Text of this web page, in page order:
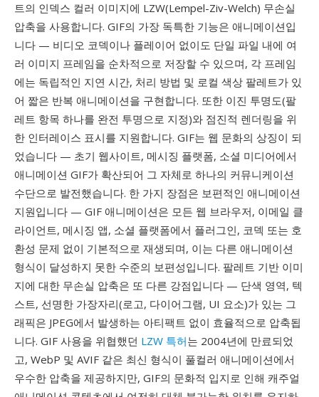
트의 인덱스 컬러 이미지에 LZW(Lempel-Ziv-Welch) 무손실
압축을 사용합니다. GIF의 가장 독특한 기능은 애니메이션입
니다 — 비디오 코덱이나 플레이어 없이도 단일 파일 내에 여
러 이미지 프레임을 순차적으로 저장할 수 있으며, 각 프레임
에는 독립적인 지연 시간, 처리 방법 및 로컬 색상 팔레트가 있
어 짧은 반복 애니메이션을 구현합니다. 또한 이진 투명도(팔
레트 항목 하나를 완전 투명으로 지정)와 점진적 렌더링을 위
한 인터레이스 표시를 지원합니다. GIF는 웹 문화의 상징이 되
었습니다 — 초기 웹사이트, 메시징 플랫폼, 소셜 미디어에서
애니메이션 GIF가 확산되어 그 자체로 하나의 커뮤니케이션
수단으로 발전했습니다. 한 가지 장점은 보편적인 애니메이션
지원입니다 — GIF 애니메이션은 모든 웹 브라우저, 이메일 클
라이언트, 메시징 앱, 소셜 플랫폼에서 플러그인, 코덱 또는 호
환성 문제 없이 기본적으로 재생되며, 이는 다른 애니메이션
형식이 달성하지 못한 수준의 보편성입니다. 팔레트 기반 이미
지에 대한 무손실 압축은 또 다른 강점입니다 — 단색 영역, 텍
스트, 선명한 가장자리(로고, 다이어그램, UI 요소)가 있는 그
래픽은 JPEG에서 발생하는 아티팩트 없이 효율적으로 압축됩
니다. GIF 사용을 위협했던 LZW 특허는 2004년에 만료되었
고, WebP 및 AVIF 같은 최신 형식이 풀컬러 애니메이션에서
우수한 압축을 제공하지만, GIF의 문화적 입지로 인해 캐주얼